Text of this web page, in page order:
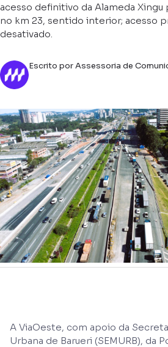
acesso definitivo da Alameda Xingu
no km 23, sentido interior; acesso
desativado.
Escrito por Assessoria de
A ViaOeste, com apoio da
Urbana de Barueri (SEMURB), da